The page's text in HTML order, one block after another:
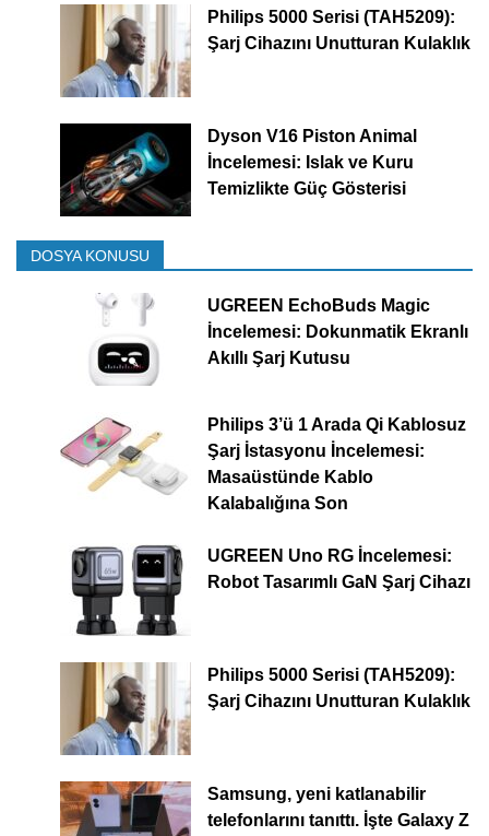
Philips 5000 Serisi (TAH5209):
Şarj Cihazını Unutturan Kulaklık
Dyson V16 Piston Animal
İncelemesi: Islak ve Kuru
Temizlikte Güç Gösterisi
DOSYA KONUSU
UGREEN EchoBuds Magic
İncelemesi: Dokunmatik Ekranlı
Akıllı Şarj Kutusu
Philips 3’ü 1 Arada Qi Kablosuz
Şarj İstasyonu İncelemesi:
Masaüstünde Kablo
Kalabalığına Son
UGREEN Uno RG İncelemesi:
Robot Tasarımlı GaN Şarj Cihazı
Philips 5000 Serisi (TAH5209):
Şarj Cihazını Unutturan Kulaklık
Samsung, yeni katlanabilir
telefonlarını tanıttı. İşte Galaxy Z